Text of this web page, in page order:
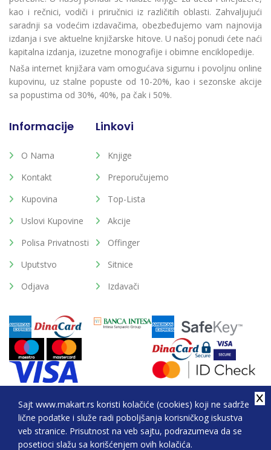
Sajt www.makart.rs koristi kolačiće (cookies) koji ne sadrže
lične podatke i služe radi poboljšanja korisničkog iskustva
veb stranice. Prisutnost na veb sajtu, podrazumeva da se
posetioci slažu sa korišćenjem ovih kolačića.
kao i rečnici, vodiči i priručnici iz različitih oblasti. Zahvaljujući
saradnji sa vodećim izdavačima, obezbeđujemo vam najnovija
izdanja i sve aktuelne knjižarske hitove. U našoj ponudi ćete naći
kapitalna izdanja, izuzetne monografije i obimne enciklopedije.
Naša internet knjižara vam omogućava sigurnu i povoljnu online
kupovinu, uz stalne popuste od 10-20%, kao i sezonske akcije
sa popustima od 30%, 40%, pa čak i 50%.
Informacije
O Nama
Kontakt
Kupovina
Uslovi Kupovine
Polisa Privatnosti
Uputstvo
Odjava
Linkovi
Knjige
Preporučujemo
Top-Lista
Akcije
Offinger
Sitnice
Izdavači
2026. All Rights Reserved © Makart.rs - MAKART DOO
BEOGRAD (NOVI BEOGRAD), PIB: 105184104, MB: